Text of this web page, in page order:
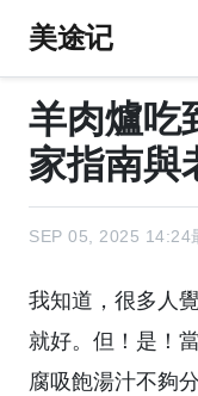
美途记
羊肉爐吃
家指南與
SEP 05, 2025 14:24
我知道，很多人
就好。但！是！
腐吸飽湯汁不夠